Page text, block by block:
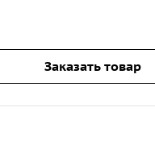
Заказать товар